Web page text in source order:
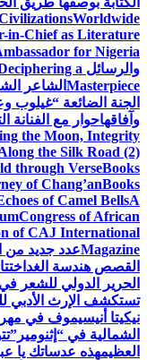
Worldwide
in-Chief as Literature
for Nigeria
والرسائل a
Masterpiece الشاعر
الجنة الضائعة “غيلوب
وآفاقهاحوار مع الفنانة
the Moon, Integrity
the Silk Road (2)
through VerseBooks
of Chang’anBooks
of Camel BellsA
Congress of African
of CAJ International
Magazineعدد جديد من
القصص هندسة الغد
الحرير الدولي للشعر
تستكشف الإرث الأدبي
نيكيتا أنيسيموف في
الشمالية في “إثنومير”
العظيمهذه عدساتك يا